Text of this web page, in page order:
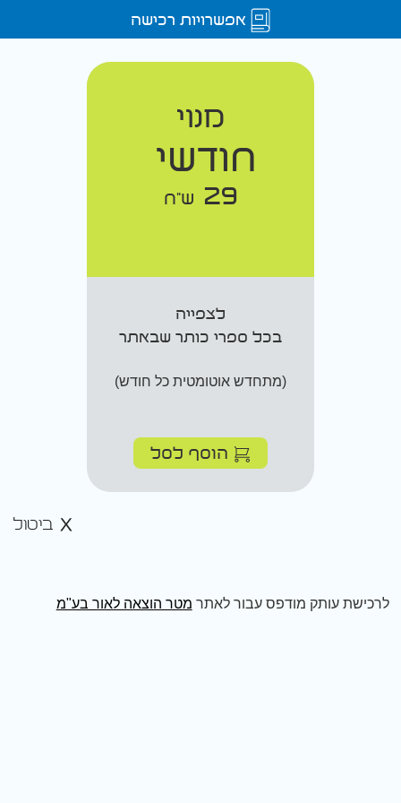
אפשרויות רכישה
מנוי
חודשי
29 ש"ח
לצפייה
בכל ספרי כותר שבאתר
(מתחדש אוטומטית כל חודש)
הוסף לסל
ביטול
לרכישת עותק מודפס עבור לאתר מטר הוצאה לאור בע"מ